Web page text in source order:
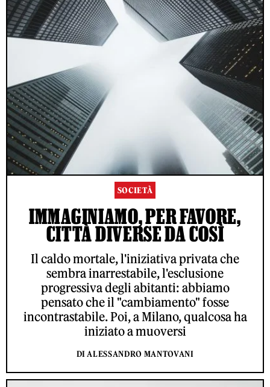
SOCIETÀ
IMMAGINIAMO, PER FAVORE,
CITTÀ DIVERSE DA COSÌ
Il caldo mortale, l'iniziativa privata che
sembra inarrestabile, l'esclusione
progressiva degli abitanti: abbiamo
pensato che il "cambiamento" fosse
incontrastabile. Poi, a Milano, qualcosa ha
iniziato a muoversi
DI ALESSANDRO MANTOVANI